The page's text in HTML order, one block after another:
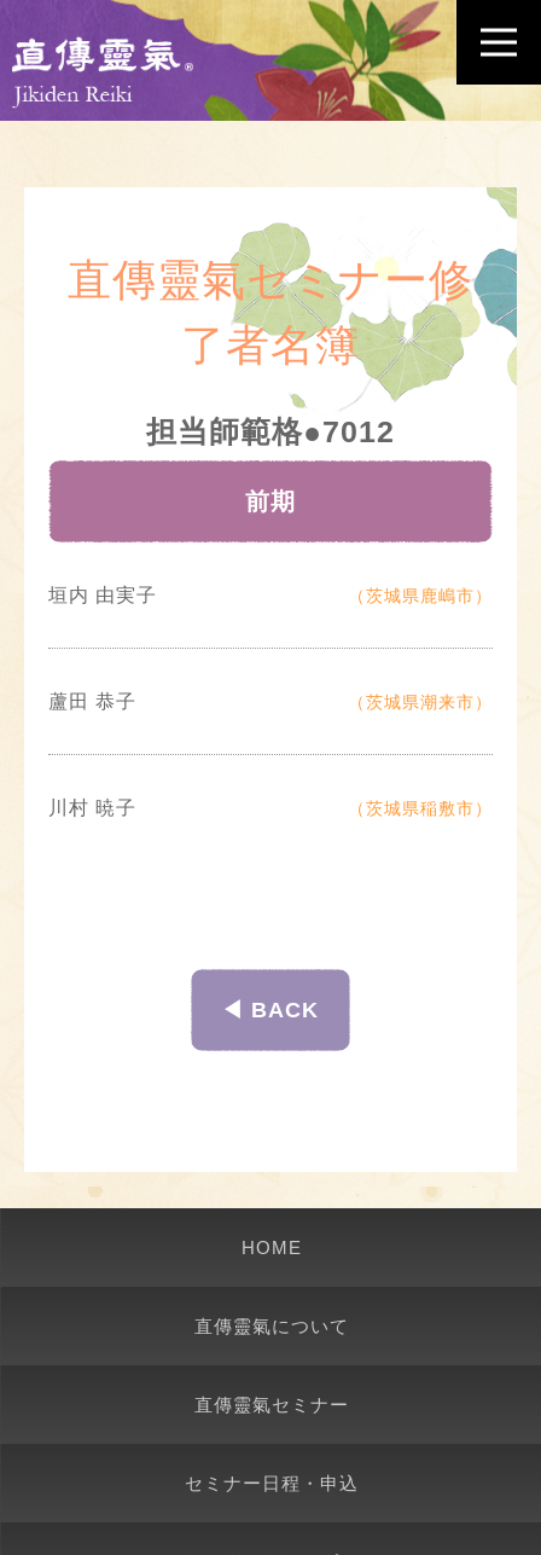
直傳靈氣セミナー修
了者名簿
担当師範格●7012
前期
垣内 由実子 （茨城県鹿嶋市）
蘆田 恭子 （茨城県潮来市）
川村 暁子 （茨城県稲敷市）
◀︎ BACK
HOME
直傳靈氣について
直傳靈氣セミナー
セミナー日程・申込